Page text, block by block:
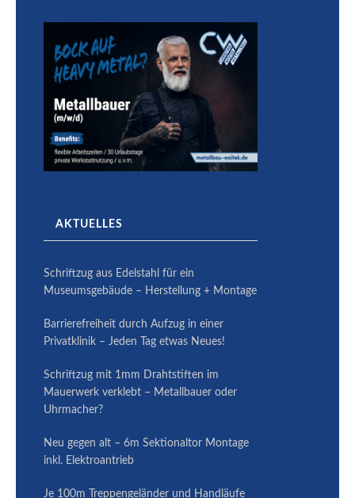
AKTUELLES
Schriftzug aus Edelstahl für ein
Museumsgebäude – Herstellung + Montage
Barrierefreiheit durch Aufzug in einer
Privatklinik – Jeden Tag etwas Neues!
Schriftzug mit 1mm Drahtstiften im
Mauerwerk verklebt – Metallbauer oder
Uhrmacher?
Neu gegen alt – 6m Sektionaltor Montage
inkl. Elektroantrieb
Je 100m Treppengeländer und Handläufe